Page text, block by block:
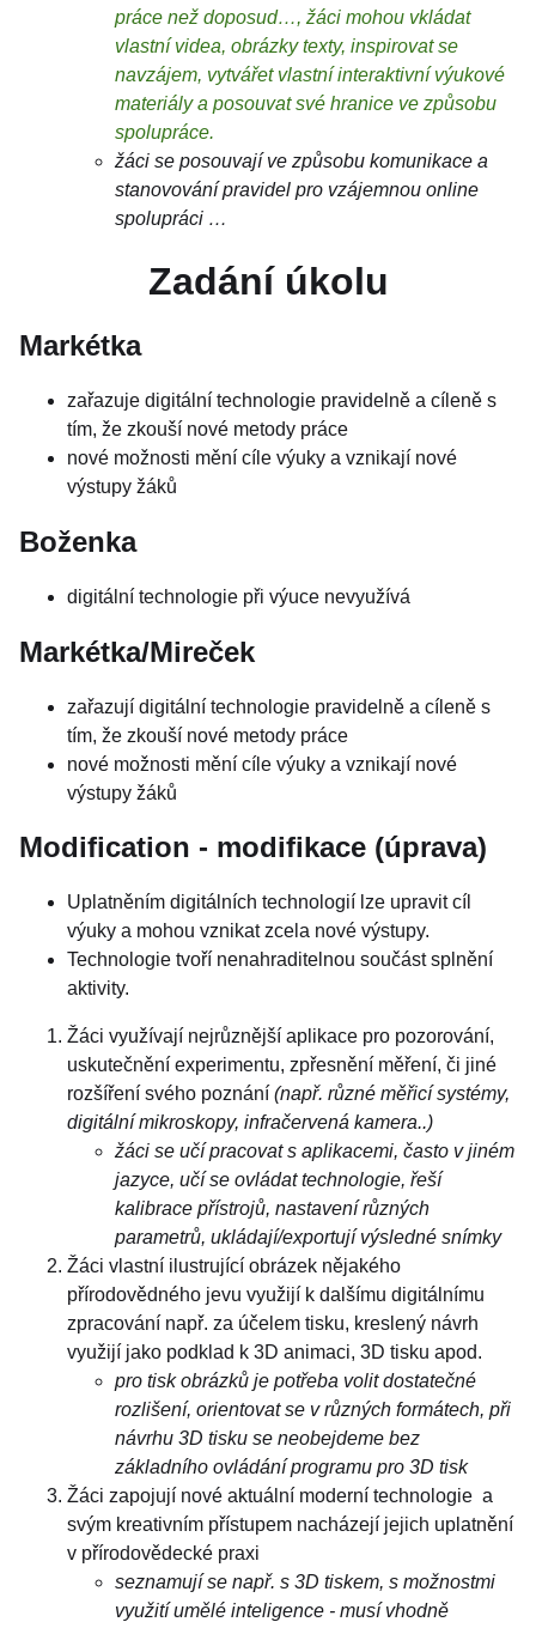
práce než doposud…, žáci mohou vkládat
vlastní videa, obrázky texty, inspirovat se
navzájem, vytvářet vlastní interaktivní výukové
materiály a posouvat své hranice ve způsobu
spolupráce.
žáci se posouvají ve způsobu komunikace a
stanovování pravidel pro vzájemnou online
spolupráci …
Zadání úkolu
Markétka
zařazuje digitální technologie pravidelně a cíleně s
tím, že zkouší nové metody práce
nové možnosti mění cíle výuky a vznikají nové
výstupy žáků
Boženka
digitální technologie při výuce nevyužívá
Markétka/Mireček
zařazují digitální technologie pravidelně a cíleně s
tím, že zkouší nové metody práce
nové možnosti mění cíle výuky a vznikají nové
výstupy žáků
Modification - modifikace (úprava)
Uplatněním digitálních technologií lze upravit cíl
výuky a mohou vznikat zcela nové výstupy.
Technologie tvoří nenahraditelnou součást splnění
aktivity.
Žáci využívají nejrůznější aplikace pro pozorování,
uskutečnění experimentu, zpřesnění měření, či jiné
rozšíření svého poznání (např. různé měřicí systémy,
digitální mikroskopy, infračervená kamera..)
žáci se učí pracovat s aplikacemi, často v jiném
jazyce, učí se ovládat technologie, řeší
kalibrace přístrojů, nastavení různých
parametrů, ukládají/exportují výsledné snímky
Žáci vlastní ilustrující obrázek nějakého
přírodovědného jevu využijí k dalšímu digitálnímu
zpracování např. za účelem tisku, kreslený návrh
využijí jako podklad k 3D animaci, 3D tisku apod.
pro tisk obrázků je potřeba volit dostatečné
rozlišení, orientovat se v různých formátech, při
návrhu 3D tisku se neobejdeme bez
základního ovládání programu pro 3D tisk
Žáci zapojují nové aktuální moderní technologie a
svým kreativním přístupem nacházejí jejich uplatnění
v přírodovědecké praxi
seznamují se např. s 3D tiskem, s možnostmi
využití umělé inteligence - musí vhodně